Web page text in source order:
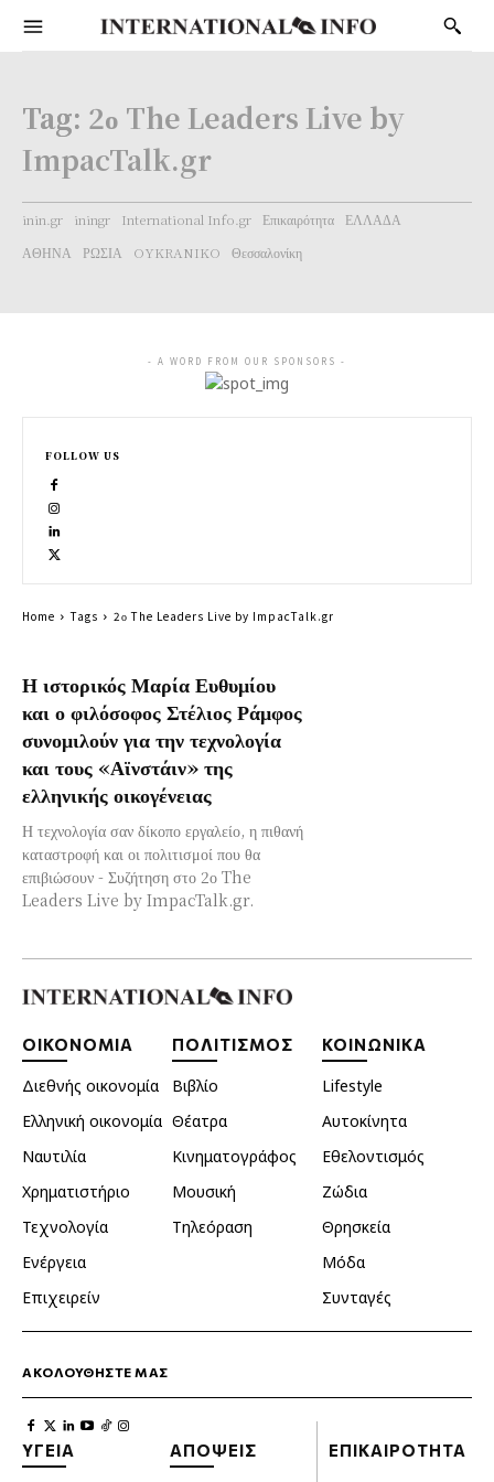
Tag: 2ο The Leaders Live by
ImpacTalk.gr
inin.gr iningr International Info.gr Επικαιρότητα
ΕΛΛΑΔΑ
ΑΘΗΝΑ
ΡΩΣΙΑ OYKRANIKO Θεσσαλονίκη
Η ιστορικός Μαρία Ευθυμίου
και ο φιλόσοφος Στέλιος Ράμφος
συνομιλούν για την τεχνολογία
και τους «Αϊνστάιν» της
ελληνικής οικογένειας
Η τεχνολογία σαν δίκοπο εργαλείο, η πιθανή
καταστροφή και οι πολιτισμοί που θα
επιβιώσουν - Συζήτηση στο 2ο The
Leaders Live by ImpacTalk.gr.
- A WORD FROM OUR SPONSORS -
FOLLOW US
Home Tags 2ο The Leaders Live by ImpacTalk.gr
ΟΙΚΟΝΟΜΙΑ
Διεθνής οικονομία
Ελληνική οικονομία
Ναυτιλία
Χρηματιστήριο
Τεχνολογία
Ενέργεια
Επιχειρείν
ΠΟΛΙΤΙΣΜΟΣ
Βιβλίο
Θέατρα
Κινηματογράφος
Μουσική
Τηλεόραση
ΚΟΙΝΩΝΙΚΑ
Lifestyle
Αυτοκίνητα
Εθελοντισμός
Ζώδια
Θρησκεία
Μόδα
Συνταγές
ΑΚΟΛΟΥΘΗΣΤΕ ΜΑΣ
ΥΓΕΙΑ ΑΠΟΨΕΙΣ ΕΠΙΚΑΙΡΟΤΗΤΑ